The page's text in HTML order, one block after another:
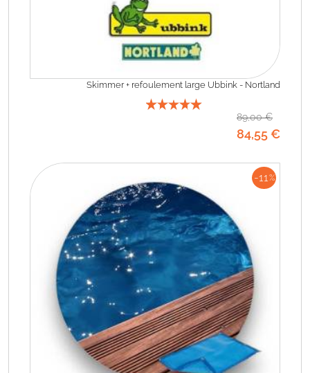
Skimmer + refoulement large Ubbink - Nortland
89,00€
84,55€
-11 %